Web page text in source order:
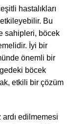
hastalıkları
Bu
sahipleri, böcek
İyi bir
önemli bir
böcek
etkili bir çözüm
edilmemesi